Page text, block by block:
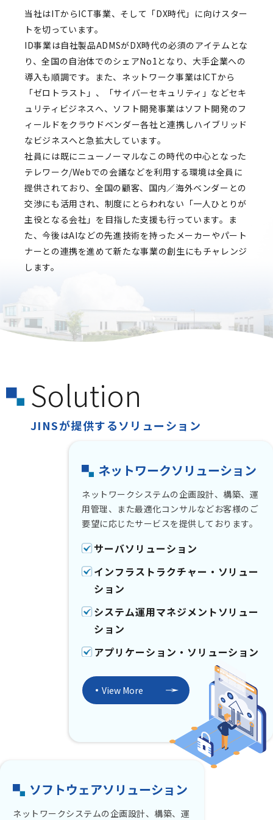
当社はITからICT事業、そして「DX時代」に向けスター
トを切っています。
ID事業は自社製品ADMSがDX時代の必須のアイテムとな
り、全国の自治体でのシェアNo1となり、大手企業への
導入も順調です。また、ネットワーク事業はICTから
「ゼロトラスト」、「サイバーセキュリティ」などセキ
ュリティビジネスへ、ソフト開発事業はソフト開発のフ
ィールドをクラウドベンダー各社と連携しハイブリッド
なビジネスへと急拡大しています。
社員には既にニューノーマルなこの時代の中心となった
テレワーク/Webでの会議などを利用する環境は全員に
提供されており、全国の顧客、国内／海外ベンダーとの
交渉にも活用され、制度にとらわれない「一人ひとりが
主役となる会社」を目指した支援も行っています。ま
た、今後はAIなどの先進技術を持ったメーカーやパート
ナーとの連携を進めて新たな事業の創生にもチャレンジ
します。
Solution
JINSが提供するソリューション
ネットワークソリューション
ネットワークシステムの企画設計、構築、運
用管理、また最適化コンサルなどお客様のご
要望に応じたサービスを提供しております。
サーバソリューション
インフラストラクチャー・ソリュー
ション
システム運用マネジメントソリュー
ション
アプリケーション・ソリューション
View More
ソフトウェアソリューション
ネットワークシステムの企画設計、構築、運